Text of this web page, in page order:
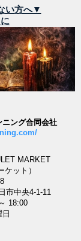
い方へ▼
ング合同会社
MARKET
ケット）
市中央4-1-11
18:00